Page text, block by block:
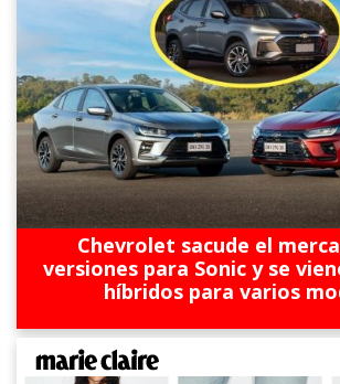
Chevrolet sacude el
versiones para Sonic y se
híbridos para varios